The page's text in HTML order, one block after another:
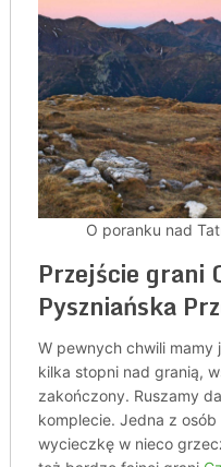
O poranku nad
Przejście grani
Pyszniańska
W pewnych chwili mamy
kilka stopni nad granią,
zakończony. Ruszamy
komplecie. Jedna z
wycieczkę w nieco